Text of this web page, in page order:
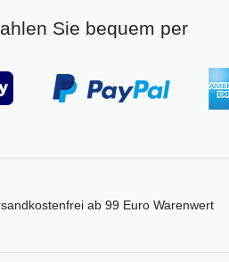
Sie bequem per
ab 99 Euro Warenwert